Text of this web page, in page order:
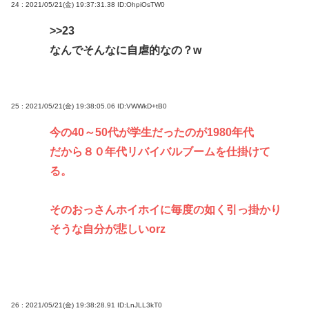
24 : 2021/05/21(金) 19:37:31.38 ID:OhpiOsTW0
>>23
なんでそんなに自虐的なの？w
25 : 2021/05/21(金) 19:38:05.06 ID:VWWkD+tB0
今の40～50代が学生だったのが1980年代
だから８０年代リバイバルブームを仕掛けて
る。
そのおっさんホイホイに毎度の如く引っ掛かり
そうな自分が悲しいorz
26 : 2021/05/21(金) 19:38:28.91 ID:LnJLL3kT0